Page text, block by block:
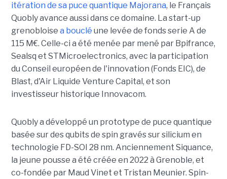
itération de sa puce quantique Majorana, le Français
Quobly avance aussi dans ce domaine. La start-up
grenobloise a bouclé une levée de fonds serie A de
115 M€. Celle-ci a été menée par mené par Bpifrance,
Sealsq et STMicroelectronics, avec la participation
du Conseil européen de l'innovation (Fonds EIC), de
Blast, d'Air Liquide Venture Capital, et son
investisseur historique Innovacom.
Quobly a développé un prototype de puce quantique
basée sur des qubits de spin gravés sur silicium en
technologie FD-SOI 28 nm. Anciennement Siquance,
la jeune pousse a été créée en 2022 à Grenoble, et
co-fondée par Maud Vinet et Tristan Meunier. Spin-